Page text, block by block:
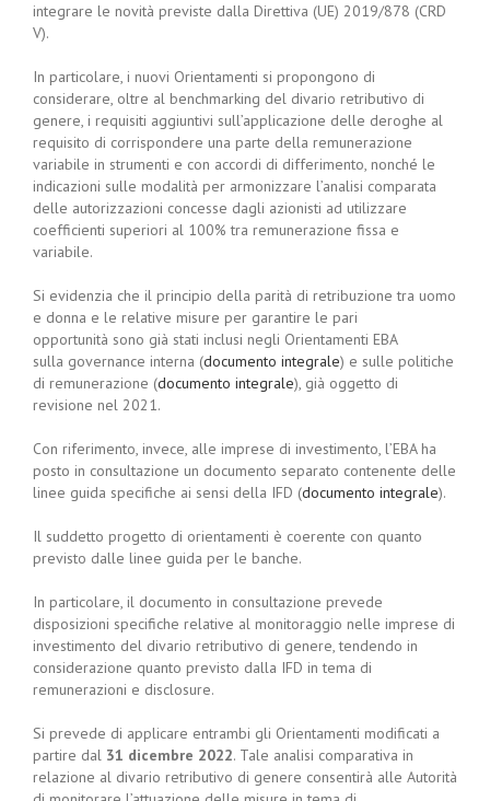
integrare le novità previste dalla Direttiva (UE) 2019/878 (CRD
V).
In particolare, i nuovi Orientamenti si propongono di
considerare, oltre al benchmarking del divario retributivo di
genere, i requisiti aggiuntivi sull’applicazione delle deroghe al
requisito di corrispondere una parte della remunerazione
variabile in strumenti e con accordi di differimento, nonché le
indicazioni sulle modalità per armonizzare l’analisi comparata
delle autorizzazioni concesse dagli azionisti ad utilizzare
coefficienti superiori al 100% tra remunerazione fissa e
variabile.
Si evidenzia che il principio della parità di retribuzione tra uomo
e donna e le relative misure per garantire le pari
opportunità sono già stati inclusi negli Orientamenti EBA
sulla governance interna (documento integrale) e sulle politiche
di remunerazione (documento integrale), già oggetto di
revisione nel 2021.
Con riferimento, invece, alle imprese di investimento, l’EBA ha
posto in consultazione un documento separato contenente delle
linee guida specifiche ai sensi della IFD (documento integrale).
Il suddetto progetto di orientamenti è coerente con quanto
previsto dalle linee guida per le banche.
In particolare, il documento in consultazione prevede
disposizioni specifiche relative al monitoraggio nelle imprese di
investimento del divario retributivo di genere, tendendo in
considerazione quanto previsto dalla IFD in tema di
remunerazioni e disclosure.
Si prevede di applicare entrambi gli Orientamenti modificati a
partire dal 31 dicembre 2022. Tale analisi comparativa in
relazione al divario retributivo di genere consentirà alle Autorità